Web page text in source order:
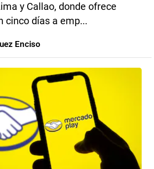
y Callao, donde ofrece
cinco días a emp...
Enciso